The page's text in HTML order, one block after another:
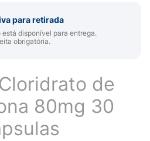
para retirada
está disponível para entrega.
obrigatória.
de
80mg 30